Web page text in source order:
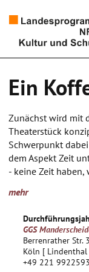
Künstlerpool
Schulen
Kultur und
Ein
Zunächst wird mit
Theaterstück
Schwerpunkt
dem Aspekt Zeit
- keine Zeit
- nicht genug Zeit
- Erinnerungen an
- Zeiterleben und
Kulturen
- Leben verstehen
mehr
GGS
Berrenrather Str.
Köln [ Lindenthal
+49 221